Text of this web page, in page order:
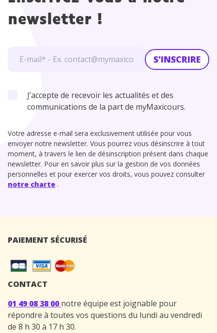
newsletter !
S'INSCRIRE
J’accepte de recevoir les actualités et des
communications de la part de myMaxicours.
Votre adresse e-mail sera exclusivement utilisée pour vous
envoyer notre newsletter. Vous pourrez vous désinscrire à tout
moment, à travers le lien de désinscription présent dans chaque
newsletter. Pour en savoir plus sur la gestion de vos données
personnelles et pour exercer vos droits, vous pouvez consulter
notre charte .
PAIEMENT SÉCURISÉ
CONTACT
01 49 08 38 00 notre équipe est joignable pour
répondre à toutes vos questions du lundi au vendredi
de 8 h 30 à 17 h 30.